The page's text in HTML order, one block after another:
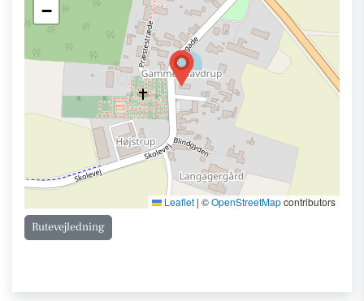
−
Leaflet | ©OpenStreetMapcontributors
Rutevejledning